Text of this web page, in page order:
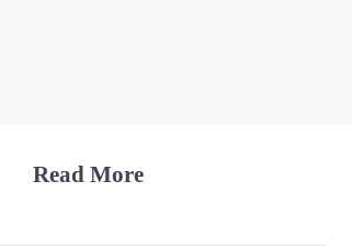
Read More